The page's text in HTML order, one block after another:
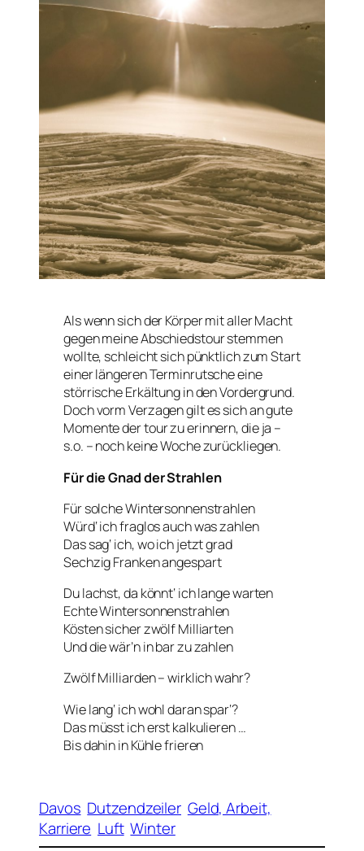
Als wenn sich der Körper mit aller Macht
gegen meine Abschiedstour stemmen
wollte, schleicht sich pünktlich zum Start
einer längeren Terminrutsche eine
störrische Erkältung in den Vordergrund.
Doch vorm Verzagen gilt es sich an gute
Momente der tour zu erinnern, die ja –
s.o. – noch keine Woche zurückliegen.
Für die Gnad der Strahlen
Für solche Wintersonnenstrahlen
Würd‘ ich fraglos auch was zahlen
Das sag‘ ich, wo ich jetzt grad
Sechzig Franken angespart
Du lachst, da könnt‘ ich lange warten
Echte Wintersonnenstrahlen
Kösten sicher zwölf Milliarten
Und die wär’n in bar zu zahlen
Zwölf Milliarden – wirklich wahr?
Wie lang‘ ich wohl daran spar‘?
Das müsst ich erst kalkulieren …
Bis dahin in Kühle frieren
Davos Dutzendzeiler Geld, Arbeit,
Karriere Luft Winter